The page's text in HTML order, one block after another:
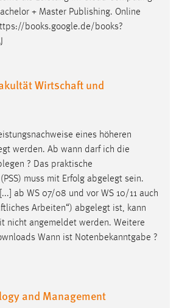
+ Master Publishing. Online
books.google.de/books?
Wirtschaft und
eines höheren
werden. Ab wann darf ich die
? Das praktische
muss mit Erfolg abgelegt sein.
ab WS 07/08 und vor WS 10/11 auch
Arbeiten“) abgelegt ist, kann
nicht angemeldet werden. Weitere
Wann ist Notenbekanntgabe ?
and Management